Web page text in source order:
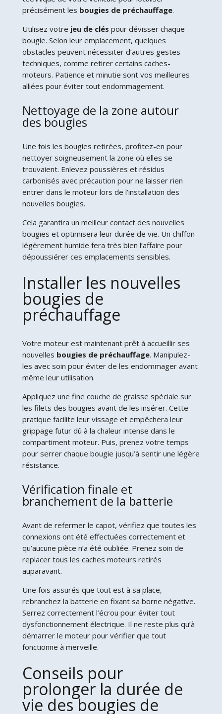
précisément les bougies de préchauffage.
Utilisez votre jeu de clés pour dévisser chaque
bougie. Selon leur emplacement, quelques
obstacles peuvent nécessiter d’autres gestes
techniques, comme retirer certains caches-
moteurs. Patience et minutie sont vos meilleures
alliées pour éviter tout endommagement.
Nettoyage de la zone autour
des bougies
Une fois les bougies retirées, profitez-en pour
nettoyer soigneusement la zone où elles se
trouvaient. Enlevez poussières et résidus
carbonisés avec précaution pour ne laisser rien
entrer dans le moteur lors de l’installation des
nouvelles bougies.
Cela garantira un meilleur contact des nouvelles
bougies et optimisera leur durée de vie. Un chiffon
légèrement humide fera très bien l’affaire pour
dépoussiérer ces emplacements sensibles.
Installer les nouvelles
bougies de
préchauffage
Votre moteur est maintenant prêt à accueillir ses
nouvelles bougies de préchauffage. Manipulez-
les avec soin pour éviter de les endommager avant
même leur utilisation.
Appliquez une fine couche de graisse spéciale sur
les filets des bougies avant de les insérer. Cette
pratique facilite leur vissage et empêchera leur
grippage futur dû à la chaleur intense dans le
compartiment moteur. Puis, prenez votre temps
pour serrer chaque bougie jusqu’à sentir une légère
résistance.
Vérification finale et
branchement de la batterie
Avant de refermer le capot, vérifiez que toutes les
connexions ont été effectuées correctement et
qu’aucune pièce n’a été oubliée. Prenez soin de
replacer tous les caches moteurs retirés
auparavant.
Une fois assurés que tout est à sa place,
rebranchez la batterie en fixant sa borne négative.
Serrez correctement l’écrou pour éviter tout
dysfonctionnement électrique. Il ne reste plus qu’à
démarrer le moteur pour vérifier que tout
fonctionne à merveille.
Conseils pour
prolonger la durée de
vie des bougies de